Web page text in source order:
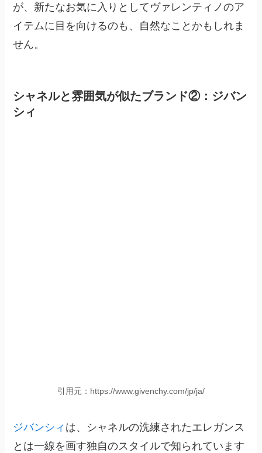
が、新たなお気に入りとしてヴァレンティノのア
イテムに目を向けるのも、自然なことかもしれま
せん。
シャネルと雰囲気が似たブランド②：ジバン
シィ
引用元：https://www.givenchy.com/jp/ja/
ジバンシィ は、シャネルの洗練されたエレガンス
とは一線を画す独自のスタイルで知られています